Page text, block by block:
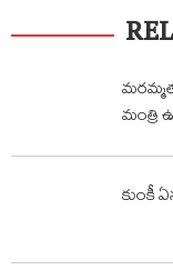
మంత్రి
కుంకీ